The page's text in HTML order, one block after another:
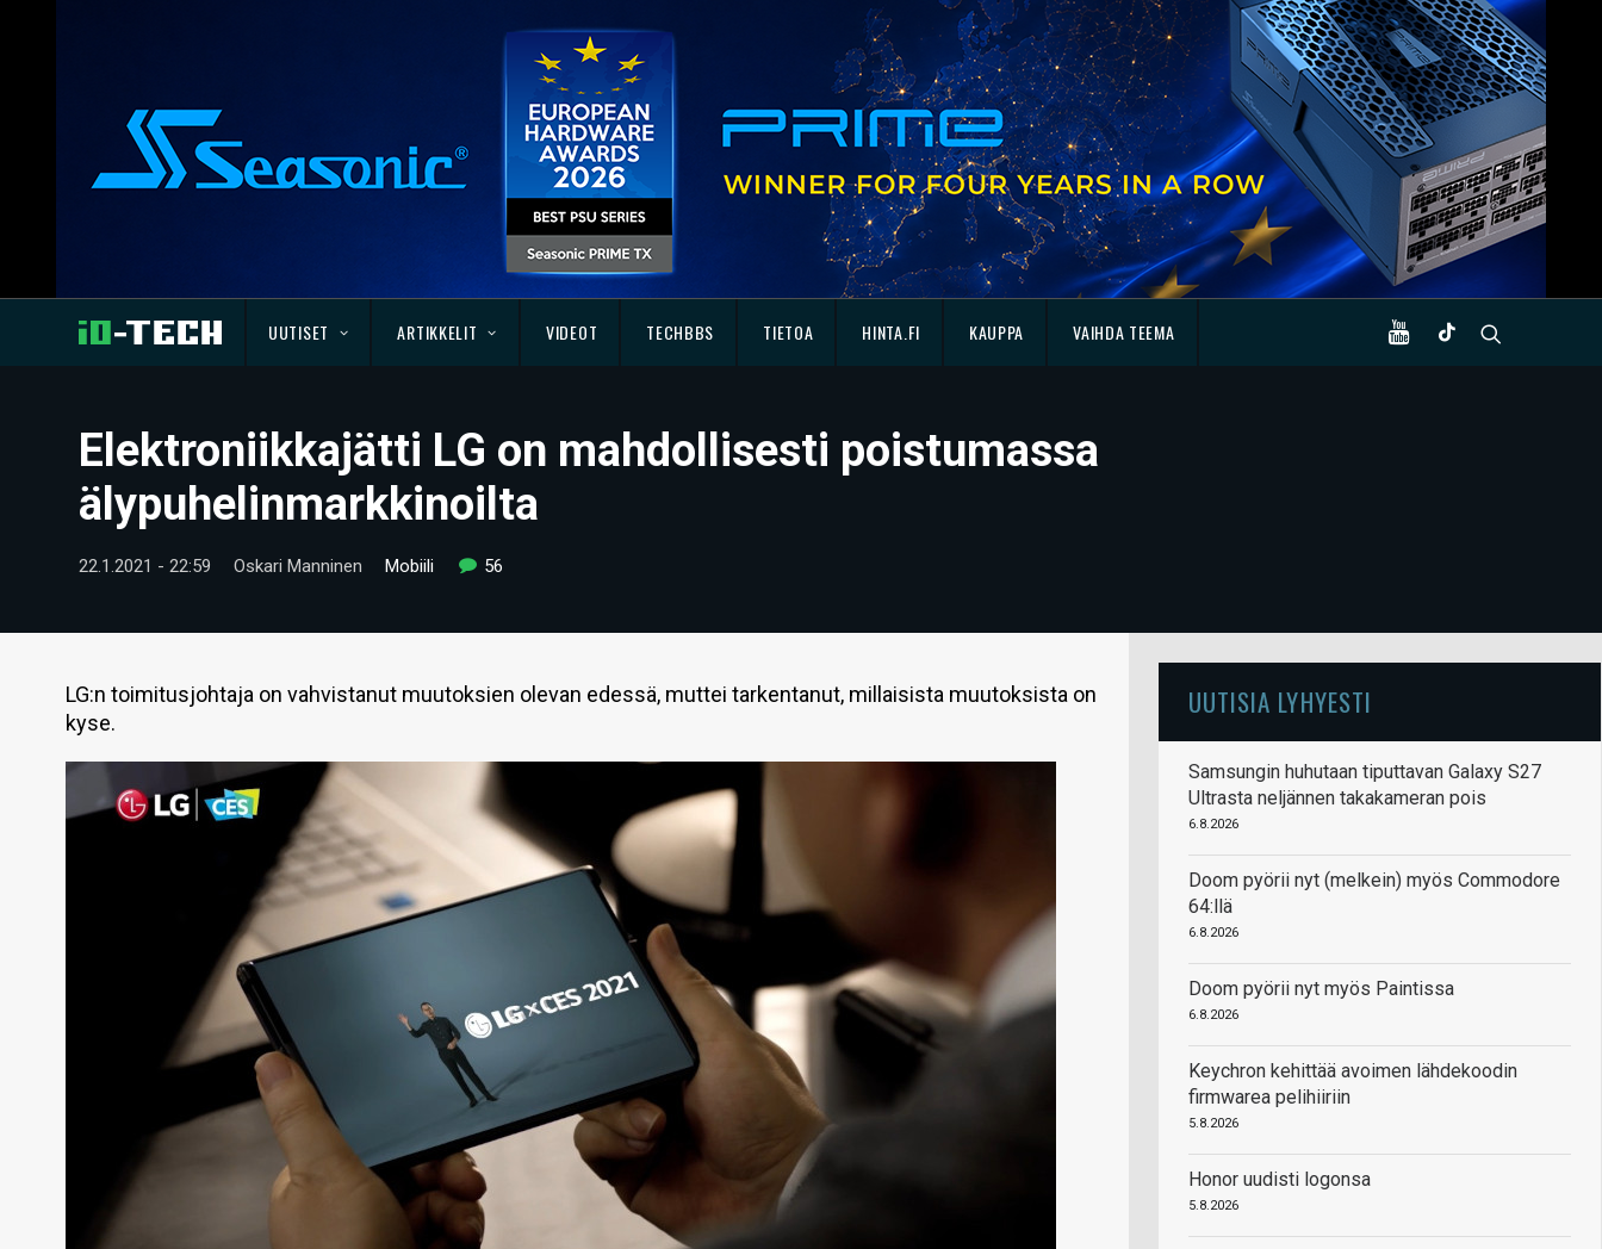
UUTISET ARTIKKELIT VIDEOT TECHBBS TIETOA HINTA.FI KAUPPA VAIHDA TEEMA
Elektroniikkajätti LG on mahdollisesti poistumassa
älypuhelinmarkkinoilta
22.1.2021 - 22:59 Oskari Manninen Mobiili 56
LG:n toimitusjohtaja on vahvistanut muutoksien olevan edessä, muttei tarkentanut, millaisista muutoksista on
kyse.
UUTISIA LYHYESTI
Samsungin huhutaan tiputtavan Galaxy S27
Ultrasta neljännen takakameran pois
6.8.2026
Doom pyörii nyt (melkein) myös Commodore
64:llä
6.8.2026
Doom pyörii nyt myös Paintissa
6.8.2026
Keychron kehittää avoimen lähdekoodin
firmwarea pelihiiriin
5.8.2026
Honor uudisti logonsa
5.8.2026